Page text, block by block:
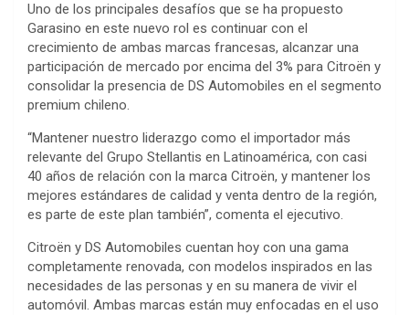
Uno de los principales desafíos que se ha propuesto
Garasino en este nuevo rol es continuar con el
crecimiento de ambas marcas francesas, alcanzar una
participación de mercado por encima del 3% para Citroën y
consolidar la presencia de DS Automobiles en el segmento
premium chileno.
“Mantener nuestro liderazgo como el importador más
relevante del Grupo Stellantis en Latinoamérica, con casi
40 años de relación con la marca Citroën, y mantener los
mejores estándares de calidad y venta dentro de la región,
es parte de este plan también”, comenta el ejecutivo.
Citroën y DS Automobiles cuentan hoy con una gama
completamente renovada, con modelos inspirados en las
necesidades de las personas y en su manera de vivir el
automóvil. Ambas marcas están muy enfocadas en el uso